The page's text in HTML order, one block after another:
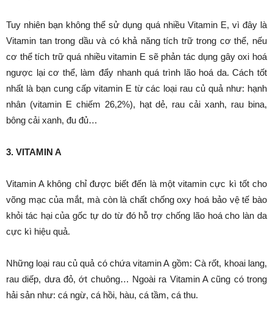
Tuy nhiên bạn không thể sử dụng quá nhiều Vitamin E, vì đây là
Vitamin tan trong dầu và có khả năng tích trữ trong cơ thể, nếu
cơ thể tích trữ quá nhiều vitamin E sẽ phản tác dụng gây oxi hoá
ngược lại cơ thể, làm đẩy nhanh quá trình lão hoá da. Cách tốt
nhất là bạn cung cấp vitamin E từ các loại rau củ quả như: hạnh
nhân (vitamin E chiếm 26,2%), hạt dẻ, rau cải xanh, rau bina,
bông cải xanh, đu đủ…
3. VITAMIN A
Vitamin A không chỉ được biết đến là một vitamin cực kì tốt cho
võng mạc của mắt, mà còn là chất chống oxy hoá bảo vệ tế bào
khỏi tác hại của gốc tự do từ đó hỗ trợ chống lão hoá cho làn da
cực kì hiệu quả.
Những loại rau củ quả có chứa vitamin A gồm: Cà rốt, khoai lang,
rau diếp, dưa đỏ, ớt chuông… Ngoài ra Vitamin A cũng có trong
hải sản như: cá ngừ, cá hồi, hàu, cá tầm, cá thu.